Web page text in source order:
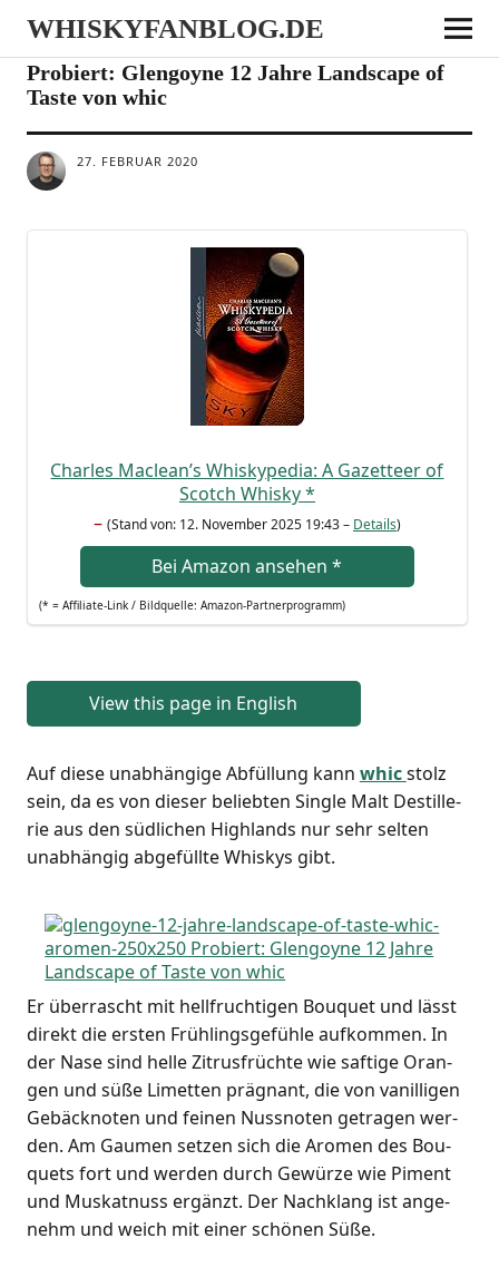
WHISKYFANBLOG.DE
NEWS NOTES
Probiert: Glengoyne 12 Jahre Landscape of
Taste von whic
27. FEBRUAR 2020
Charles Maclean’s Whis­ky­pe­dia: A Gazet­teer of
Scotch Whis­ky*
– (Stand von: 12. Novem­ber 2025 19:43 – Details)
Bei Ama­zon anse­hen*
(* = Affi­lia­te-Link / Bild­quel­le: Amazon-Partnerprogramm)
View this page in English
Auf die­se unab­hän­gi­ge Abfül­lung kann whicstolz
sein, da es von die­ser belieb­ten Sin­gle Malt Destil­le­
rie aus den süd­li­chen High­lands nur sehr sel­ten
unab­hän­gig abge­füll­te Whis­kys gibt.
Er über­rascht mit hell­fruch­ti­gen Bou­quet und lässt
direkt die ers­ten Früh­lings­ge­füh­le auf­kom­men. In
der Nase sind hel­le Zitrus­früch­te wie saf­ti­ge Oran­
gen und süße Limet­ten prä­gnant, die von vanil­li­gen
Gebäck­no­ten und fei­nen Nuss­no­ten getra­gen wer­
den. Am Gau­men set­zen sich die Aro­men des Bou­
quets fort und wer­den durch Gewür­ze wie Piment
und Mus­kat­nuss ergänzt. Der Nach­klang ist ange­
nehm und weich mit einer schö­nen Süße.